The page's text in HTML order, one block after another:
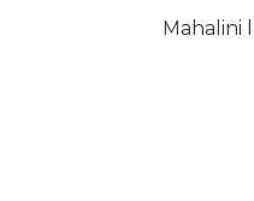
Mahalini